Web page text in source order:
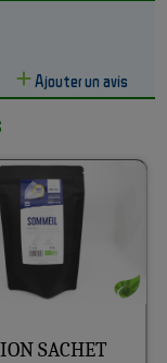
Ajouter un avis
SACHET